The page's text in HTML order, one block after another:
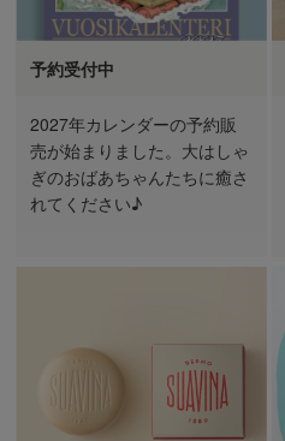
予約受付中
2027年カレンダーの予約販
売が始まりました。大はしゃ
ぎのおばあちゃんたちに癒さ
れてください♪